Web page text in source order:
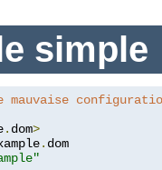
simple
mauvaise
. dom>
. dom